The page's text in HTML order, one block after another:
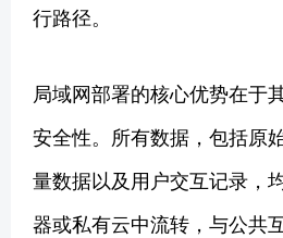
行路径。
局域网部署的核心优势在于
安全性。所有数据，包括原
量数据以及用户交互记录，
器或私有云中流转，与公共